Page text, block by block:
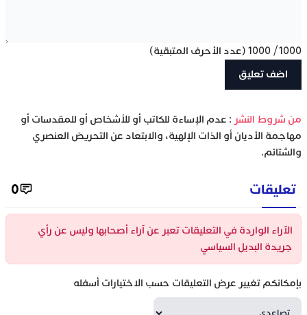
1000
/
1000 (عدد الأحرف المتبقية)
‫من شروط النشر : عدم الإساءة للكاتب أو للأشخاص أو للمقدسات أو
مهاجمة الأديان أو الذات الإلهية، والابتعاد عن التحريض العنصري
والشتائم.
تعليقات 0
الآراء الواردة في التعليقات تعبر عن آراء أصحابها وليس عن رأي
جريدة البديل السياسي
بإمكانكم تغيير عرض التعليقات حسب الاختيارات أسفله